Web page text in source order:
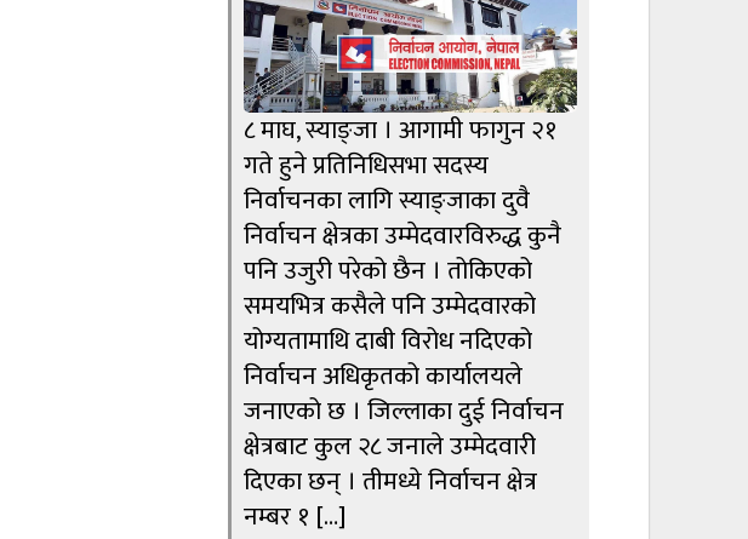
८ माघ, स्याङ्जा । आगामी फागुन २१
गते हुने प्रतिनिधिसभा सदस्य
निर्वाचनका लागि स्याङ्जाका दुवै
निर्वाचन क्षेत्रका उम्मेदवारविरुद्ध कुनै
पनि उजुरी परेको छैन । तोकिएको
समयभित्र कसैले पनि उम्मेदवारको
योग्यतामाथि दाबी विरोध नदिएको
निर्वाचन अधिकृतको कार्यालयले
जनाएको छ । जिल्लाका दुई निर्वाचन
क्षेत्रबाट कुल २८ जनाले उम्मेदवारी
दिएका छन् । तीमध्ये निर्वाचन क्षेत्र
नम्बर १ […]